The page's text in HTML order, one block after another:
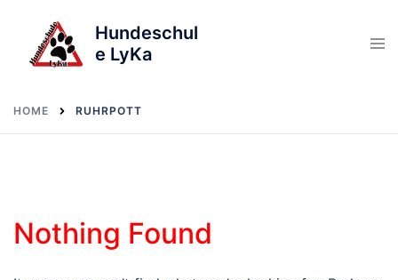
content
Hundeschul
e LyKa
HOME RUHRPOTT
Nothing Found